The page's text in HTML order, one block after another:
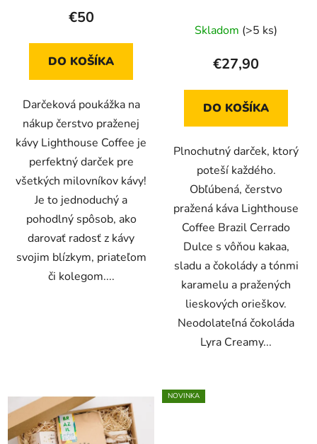
€50
DO KOŠÍKA
Darčeková poukážka na
nákup čerstvo praženej
kávy Lighthouse Coffee je
perfektný darček pre
všetkých milovníkov kávy!
Je to jednoduchý a
pohodlný spôsob, ako
darovať radosť z kávy
svojim blízkym, priateľom
či kolegom....
Skladom (>5 ks)
€27,90
DO KOŠÍKA
Plnochutný darček, ktorý
poteší každého.
Obľúbená, čerstvo
pražená káva Lighthouse
Coffee Brazil Cerrado
Dulce s vôňou kakaa,
sladu a čokolády a tónmi
karamelu a pražených
lieskových orieškov.
Neodolateľná čokoláda
Lyra Creamy...
NOVINKA